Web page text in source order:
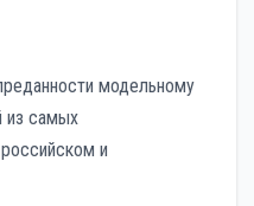
модельному
из самых
и